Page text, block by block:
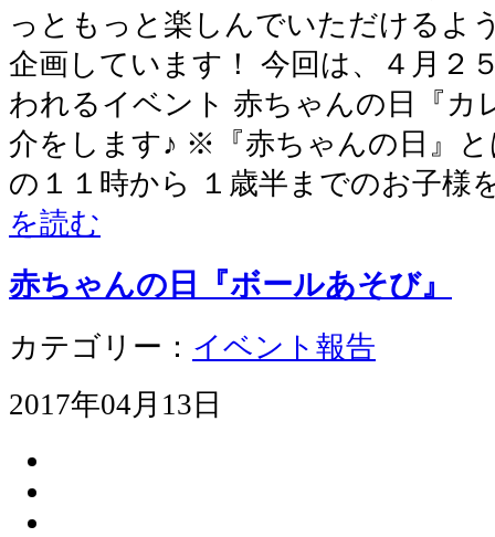
っともっと楽しんでいただけるよ
企画しています！ 今回は、４月２
われるイベント 赤ちゃんの日『カ
介をします♪ ※『赤ちゃんの日』
の１１時から １歳半までのお子様
を読む
赤ちゃんの日『ボールあそび』
カテゴリー： イベント報告
2017年04月13日